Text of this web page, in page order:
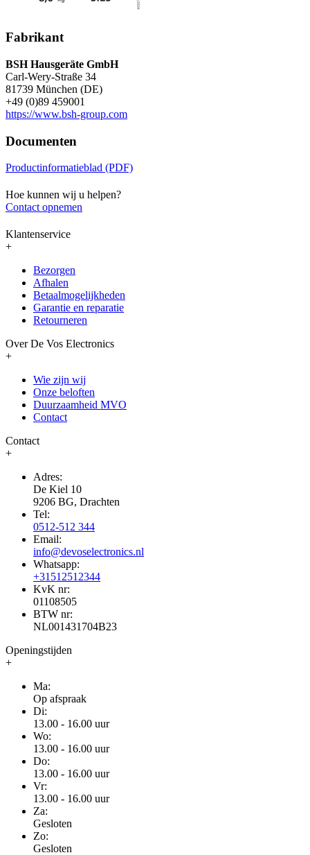
Fabrikant
BSH Hausgeräte GmbH
Carl-Wery-Straße 34
81739 München (DE)
+49 (0)89 459001
https://www.bsh-group.com
Documenten
Productinformatieblad (PDF)
Hoe kunnen wij u helpen?
Contact opnemen
Klantenservice
+
Bezorgen
Afhalen
Betaalmogelijkheden
Garantie en reparatie
Retourneren
Over De Vos Electronics
+
Wie zijn wij
Onze beloften
Duurzaamheid MVO
Contact
Contact
+
Adres:
De Kiel 10
9206 BG, Drachten
Tel:
0512-512 344
Email:
info@devoselectronics.nl
Whatsapp:
+31512512344
KvK nr:
01108505
BTW nr:
NL001431704B23
Openingstijden
+
Ma:
Op afspraak
Di:
13.00 - 16.00 uur
Wo:
13.00 - 16.00 uur
Do:
13.00 - 16.00 uur
Vr:
13.00 - 16.00 uur
Za:
Gesloten
Zo:
Gesloten